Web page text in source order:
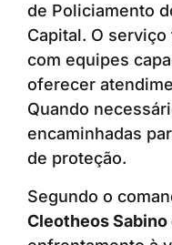
de Policiamento
Capital. O
com equipes
oferecer
Quando
encaminhadas
de proteção.
Segundo o
Cleotheos Sabino